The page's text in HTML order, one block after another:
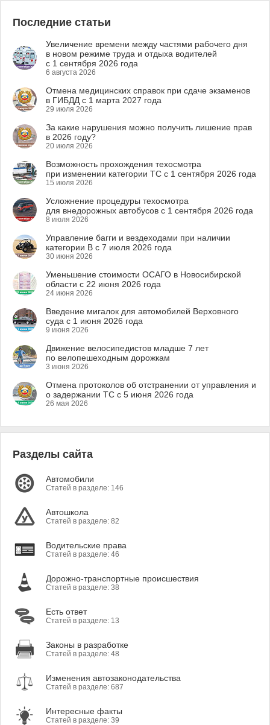
Последние статьи
Увеличение времени между частями рабочего дня
в новом режиме труда и отдыха водителей
с 1 сентября 2026 года
6 августа 2026
Отмена медицинских справок при сдаче экзаменов
в ГИБДД с 1 марта 2027 года
29 июля 2026
За какие нарушения можно получить лишение прав
в 2026 году?
20 июля 2026
Возможность прохождения техосмотра
при изменении категории ТС с 1 сентября 2026 года
15 июля 2026
Усложнение процедуры техосмотра
для внедорожных автобусов с 1 сентября 2026 года
8 июля 2026
Управление багги и вездеходами при наличии
категории B с 7 июля 2026 года
30 июня 2026
Уменьшение стоимости ОСАГО в Новосибирской
области с 22 июня 2026 года
24 июня 2026
Введение мигалок для автомобилей Верховного
суда с 1 июня 2026 года
9 июня 2026
Движение велосипедистов младше 7 лет
по велопешеходным дорожкам
3 июня 2026
Отмена протоколов об отстранении от управления и
о задержании ТС с 5 июня 2026 года
26 мая 2026
Разделы сайта
Автомобили
Статей в разделе: 146
Автошкола
Статей в разделе: 82
Водительские права
Статей в разделе: 46
Дорожно-транспортные происшествия
Статей в разделе: 38
Есть ответ
Статей в разделе: 13
Законы в разработке
Статей в разделе: 48
Изменения автозаконодательства
Статей в разделе: 687
Интересные факты
Статей в разделе: 39